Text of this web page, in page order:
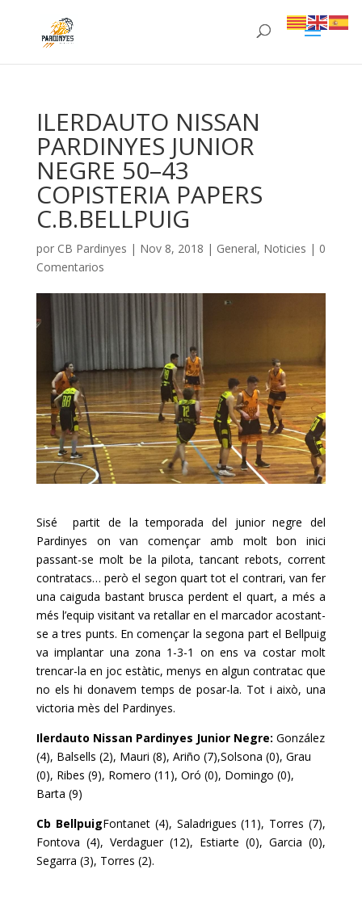
ILERDAUTO NISSAN
PARDINYES JUNIOR
NEGRE 50–43
COPISTERIA PAPERS
C.B.BELLPUIG
por CB Pardinyes | Nov 8, 2018 | General, Noticies | 0
Comentarios
Sisé
partit de la temporada del junior negre del
Pardinyes on van començar amb molt bon inici
passant-se molt be la pilota, tancant rebots, corrent
contratacs… però el segon quart tot el contrari, van fer
una caiguda bastant brusca perdent el quart, a més a
més l’equip visitant va retallar en el marcador acostant-
se a tres punts. En començar la segona part el Bellpuig
va implantar una zona 1-3-1 on ens va costar molt
trencar-la en joc estàtic, menys en algun contratac que
no els hi donavem temps de posar-la. Tot i això, una
victoria mès del Pardinyes.
Ilerdauto Nissan Pardinyes Junior Negre: González
(4), Balsells (2), Mauri (8), Ariño (7),Solsona (0), Grau
(0), Ribes (9), Romero (11), Oró (0), Domingo (0),
Barta (9)
Cb BellpuigFontanet (4), Saladrigues (11), Torres (7),
Fontova (4), Verdaguer (12), Estiarte (0), Garcia (0),
Segarra (3), Torres (2).